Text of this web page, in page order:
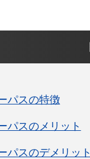
パスの特徴
パスのメリット
パスのデメリット